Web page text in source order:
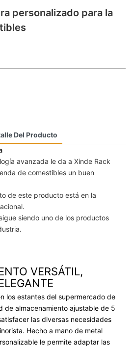
personalizado para la
Del Producto
avanzada le da a Xinde Rack
de comestibles un buen
de este producto está en la
siendo uno de los productos
VERSÁTIL,
los estantes del supermercado de
de almacenamiento ajustable de 5
las diversas necesidades
Hecho a mano de metal
le permite adaptar las